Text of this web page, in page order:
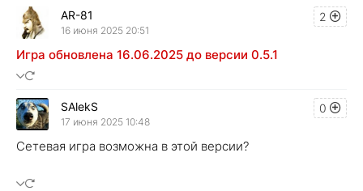
2
AR-81
16 июня 2025 20:51
Игра обновлена 16.06.2025 до версии 0.5.1
0
SAlekS
17 июня 2025 10:48
Сетевая игра возможна в этой версии?